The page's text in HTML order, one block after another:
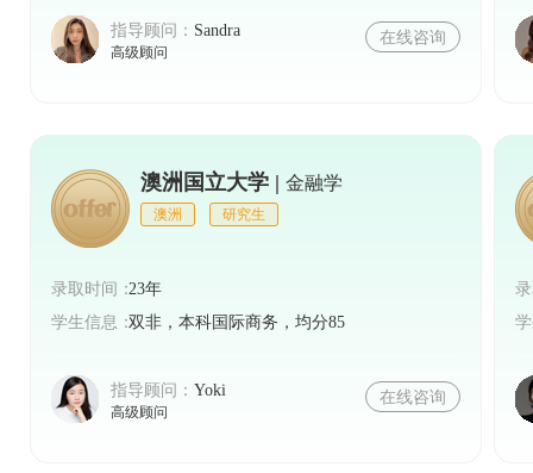
指导顾问： Sandra
高级顾问
在线咨询
澳洲国立大学 | 金融学
澳洲 研究生
录取时间：23年
学生信息：双非，本科国际商务，均分85
指导顾问： Yoki
高级顾问
在线咨询